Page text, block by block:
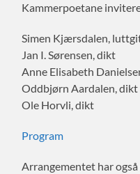
Kammerpoetane
Simen Kjærsdalen,
Jan I. Sørensen, dikt
Anne Elisabeth
Oddbjørn Aardalen, dikt
Ole Horvli, dikt
Program
Arrangementet har også